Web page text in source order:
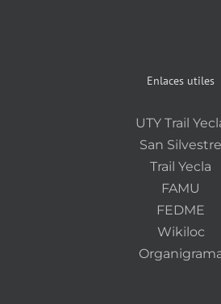
Enlaces utiles
UTY Trail
San Silvestre
Trail Yecla
FAMU
FEDME
Wikiloc